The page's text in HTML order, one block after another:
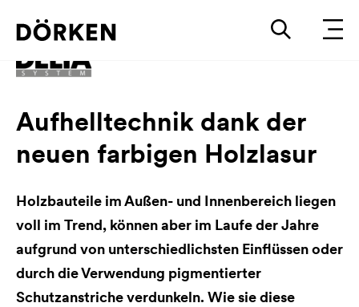
Aufhelltechnik dank der
neuen farbigen Holzlasur
Holzbauteile im Außen- und Innenbereich liegen
voll im Trend, können aber im Laufe der Jahre
aufgrund von unterschiedlichsten Einflüssen oder
durch die Verwendung pigmentierter
Schutzanstriche verdunkeln. Wie sie diese